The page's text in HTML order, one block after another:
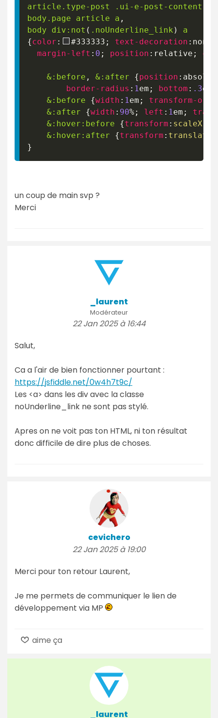
article .type-post .ui-e-post-content
body .page article a ,
body div :not ( .noUnderline_link )
a
{color : #333333 ; text-decoration : none
margin-left : 0 ; position : relative ;
&:before , &:after {position :
border-radius : 1 em ; bottom : .3em
&:before {width : 1 em ;
transform-
&:after {width : 90%; left : 1 em ;
&:hover :before {transform : scaleX
&:hover :after {transform : translateX
}
un coup de main svp ?
Merci
_laurent
Modérateur
22 Jan 2025 à 16:44
Salut,
Ca a l'air de bien fonctionner pourtant :
https://jsfiddle.net/0w4h7t9c/
Les <a> dans les div avec la classe
noUnderline_link ne sont pas stylé.
Apres on ne voit pas ton HTML, ni ton résultat
donc difficile de dire plus de choses.
cevichero
22 Jan 2025 à 19:00
Merci pour ton retour Laurent,
Je me permets de communiquer le lien de
développement via MP
aime ça
_laurent